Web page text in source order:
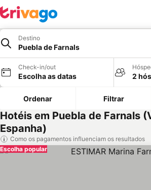
Destino
Puebla de Farnals
Check-in/out
Escolha as datas 2
Ordenar Filtrar
Hotéis em Puebla de Farnals
Espanha)
Como os pagamentos influenciam os resultados
Escolha popular